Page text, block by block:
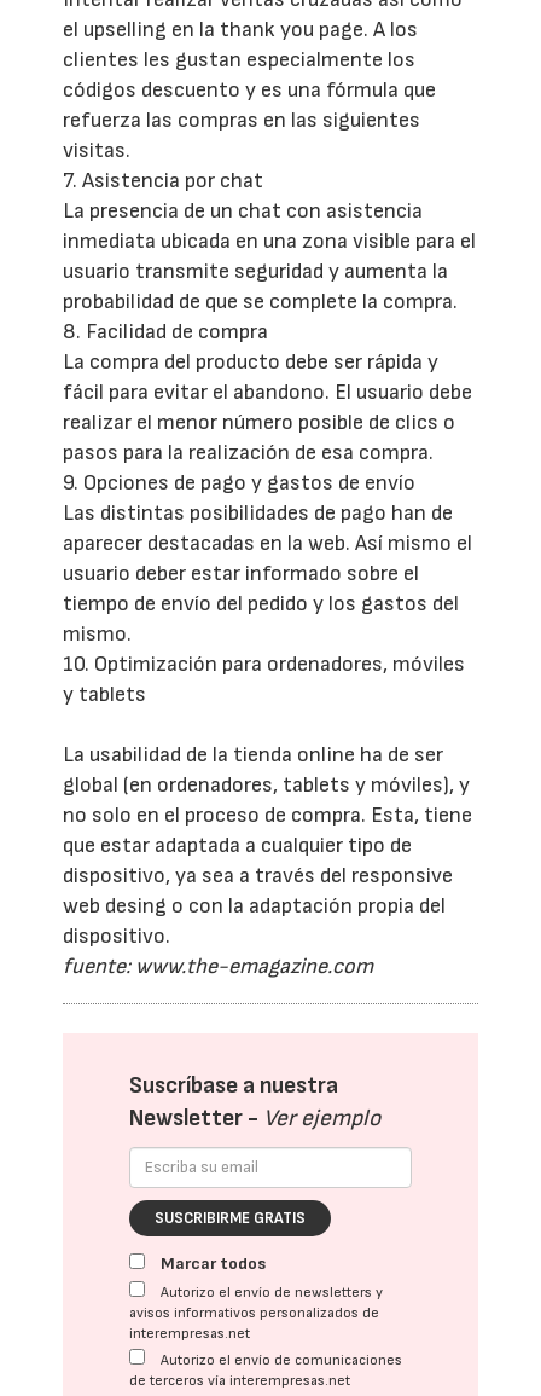
el upselling en la thank you page. A los
clientes les gustan especialmente los
códigos descuento y es una fórmula que
refuerza las compras en las siguientes
visitas.
7. Asistencia por chat
La presencia de un chat con asistencia
inmediata ubicada en una zona visible para el
usuario transmite seguridad y aumenta la
probabilidad de que se complete la compra.
8. Facilidad de compra
La compra del producto debe ser rápida y
fácil para evitar el abandono. El usuario debe
realizar el menor número posible de clics o
pasos para la realización de esa compra.
9. Opciones de pago y gastos de envío
Las distintas posibilidades de pago han de
aparecer destacadas en la web. Así mismo el
usuario deber estar informado sobre el
tiempo de envío del pedido y los gastos del
mismo.
10. Optimización para ordenadores, móviles
y tablets
La usabilidad de la tienda online ha de ser
global (en ordenadores, tablets y móviles), y
no solo en el proceso de compra. Esta, tiene
que estar adaptada a cualquier tipo de
dispositivo, ya sea a través del responsive
web desing o con la adaptación propia del
dispositivo.
fuente: www.the-emagazine.com
Suscríbase a nuestra
Newsletter - Ver ejemplo
SUSCRIBIRME GRATIS
Marcar todos
Autorizo el envío de newsletters y
avisos informativos personalizados de
interempresas.net
Autorizo el envío de comunicaciones
de terceros vía interempresas.net